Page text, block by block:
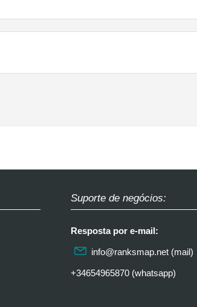
Suporte de negócios:
Resposta por e-mail:
info@ranksmap.net (mail)
+34654965870 (whatsapp)